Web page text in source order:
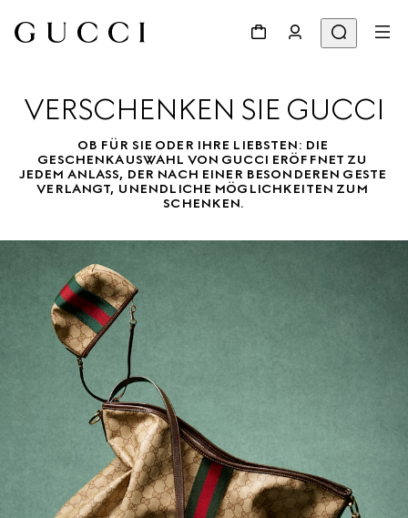
VERSCHENKEN SIE GUCCI
OB FÜR SIE ODER IHRE LIEBSTEN: DIE
GESCHENKAUSWAHL VON GUCCI ERÖFFNET ZU
JEDEM ANLASS, DER NACH EINER BESONDEREN GESTE
VERLANGT, UNENDLICHE MÖGLICHKEITEN ZUM
SCHENKEN.